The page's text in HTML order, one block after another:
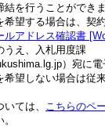
を行うことができま
望する場合は、契
アドレス確認書
うえ、入札用度課
）宛に
望しない場合は従
ては、
こちらのペ